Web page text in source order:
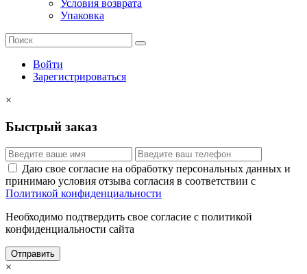
Условия возврата
Упаковка
Войти
Зарегистрироваться
×
Быстрый заказ
Даю свое согласие на обработку персональных данных и
принимаю условия отзыва согласия в соответствии с
Политикой конфиденциальности
Необходимо подтвердить свое согласие с политикой
конфиденциальности сайта
Отправить
×